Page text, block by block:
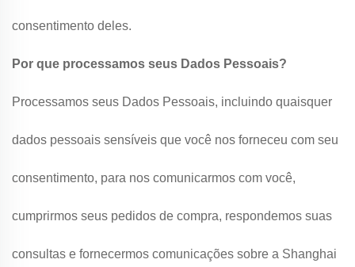
consentimento deles.
Por que processamos seus Dados Pessoais?
Processamos seus Dados Pessoais, incluindo quaisquer
dados pessoais sensíveis que você nos forneceu com seu
consentimento, para nos comunicarmos com você,
cumprirmos seus pedidos de compra, respondemos suas
consultas e fornecermos comunicações sobre a Shanghai